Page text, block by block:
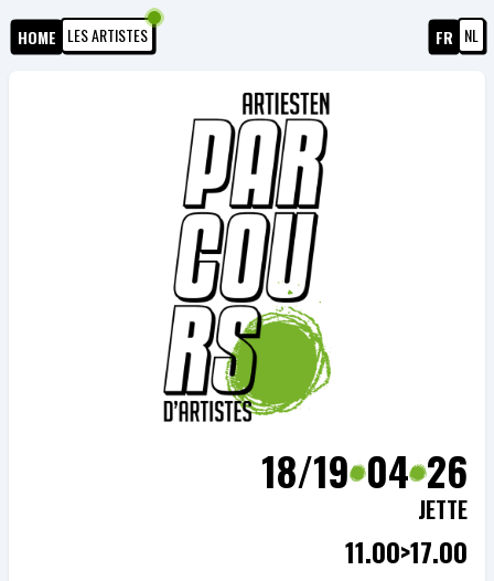
HOME LES ARTISTES FR NL
18/19 04 26
JETTE
11.00>17.00